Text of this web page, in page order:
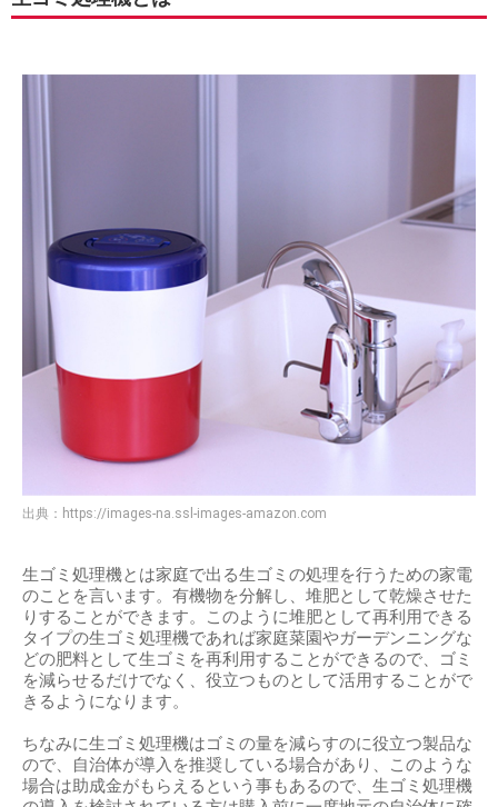
出典： https://images-na.ssl-images-amazon.com
生ゴミ処理機とは家庭で出る生ゴミの処理を行うための家電
のことを言います。有機物を分解し、堆肥として乾燥させた
りすることができます。このように堆肥として再利用できる
タイプの生ゴミ処理機であれば家庭菜園やガーデンニングな
どの肥料として生ゴミを再利用することができるので、ゴミ
を減らせるだけでなく、役立つものとして活用することがで
きるようになります。
ちなみに生ゴミ処理機はゴミの量を減らすのに役立つ製品な
ので、自治体が導入を推奨している場合があり、このような
場合は助成金がもらえるという事もあるので、生ゴミ処理機